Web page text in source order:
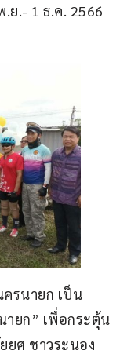
ย.- 1 ธ.ค. 2566
รนายก เป็น
ายก” เพื่อกระตุ้น
ยศ ชาวระนอง